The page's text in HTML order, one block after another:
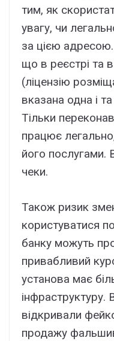
тим, як
увагу, чи
за цією
що в реєстрі та
(ліцензію
вказана одна і
Тільки
працює
його послугами.
чеки.
Також ризик
користуватися
банку можуть
привабливий
установа має
інфраструктуру.
відкривали
продажу